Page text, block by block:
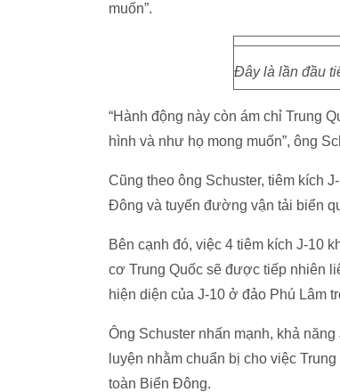
muốn”.
Đây là lần đầu
“Hành động này còn ám chỉ Trung
hình và như họ mong muốn”, ông
Cũng theo ông Schuster, tiêm kích
Đông và tuyến đường vận tải biển
Bên cạnh đó, việc 4 tiêm kích J-10
cơ Trung Quốc sẽ được tiếp nhiên
hiện diện của J-10 ở đảo Phú Lâm
Ông Schuster nhấn mạnh, khả
luyện nhằm chuẩn bị cho việc
toàn Biển Đông.